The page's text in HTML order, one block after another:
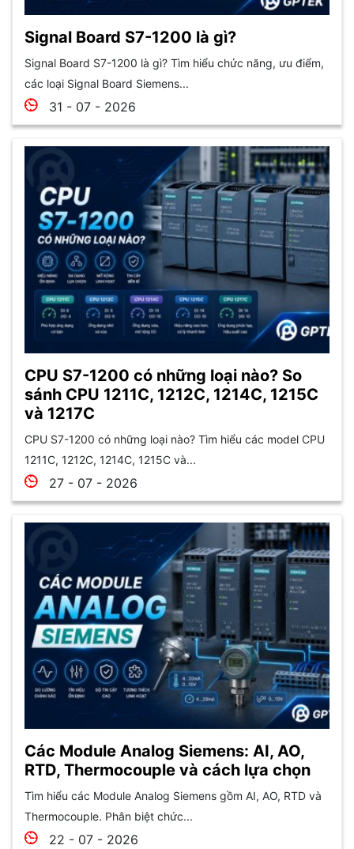
Signal Board S7-1200 là gì?
Signal Board S7-1200 là gì? Tìm hiểu chức năng, ưu điểm,
các loại Signal Board Siemens...
31 - 07 - 2026
CPU S7-1200 có những loại nào? So
sánh CPU 1211C, 1212C, 1214C, 1215C
và 1217C
CPU S7-1200 có những loại nào? Tìm hiểu các model CPU
1211C, 1212C, 1214C, 1215C và...
27 - 07 - 2026
Các Module Analog Siemens: AI, AO,
RTD, Thermocouple và cách lựa chọn
Tìm hiểu các Module Analog Siemens gồm AI, AO, RTD và
Thermocouple. Phân biệt chức...
22 - 07 - 2026